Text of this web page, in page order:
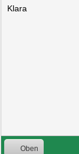
Klara
Oben